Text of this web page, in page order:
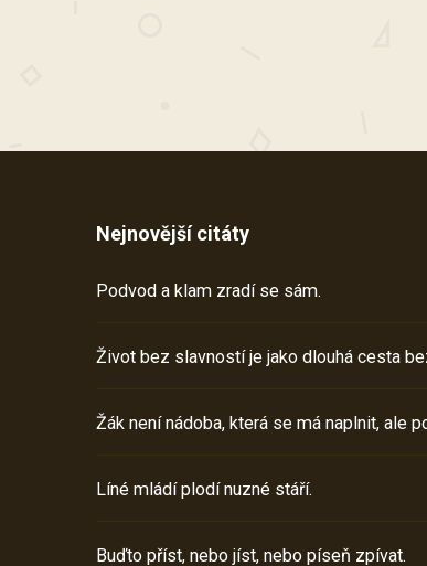
Nejnovější citáty
Podvod a klam zradí se sám.
Život bez slavností je jako dlouhá cesta
Žák není nádoba, která se má naplnit, ale
Líné mládí plodí nuzné stáří.
Buďto příst, nebo jíst, nebo píseň zpívat.